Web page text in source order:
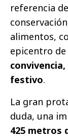
referencia
alimentos,
epicentro
festivo.
La gran
duda, una
425 metros